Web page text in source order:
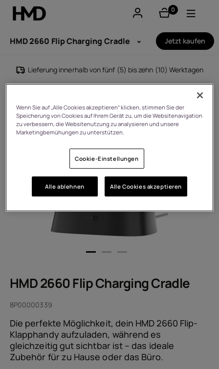
0
Artikel
Smartphones
Feature phones
Zubehör
Angebote
HMD 2660 Flip Charging Cradle Jetzt kaufen
Lieferung innerhalb von fünf (5) bis zehn (10) Werktagen
HMD 2660 Flip Charging Cradle
8P00000339
Die perfekte Möglichkeit, dein HMD 2660 Flip-
Klapphandy aufzuladen, während es
gleichzeitig gut sichtbar ist – das ideale
Zubehör für zu Hause oder das Büro.
Wenn Sie auf „Alle Cookies akzeptieren“ klicken, stimmen Sie der
Speicherung von Cookies auf Ihrem Gerät zu, um die Websitenavigation
zu verbessern, die Websitenutzung zu analysieren und unsere
Marketingbemühungen zu unterstützen.
Cookie-Einstellungen
Alle ablehnen Alle Cookies akzeptieren